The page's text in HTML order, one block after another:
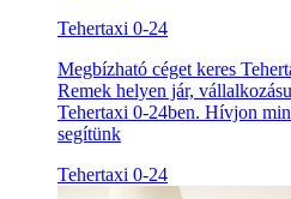
Tehertaxi 0-24
Megbízható céget keres
Remek helyen jár,
Tehertaxi 0-24ben. Hívjon
segítünk
Tehertaxi 0-24